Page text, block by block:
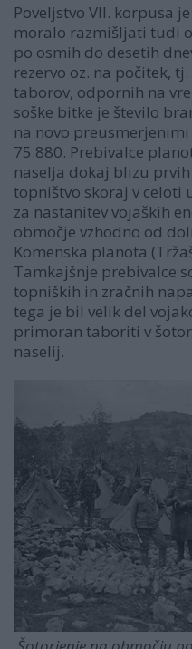
Poveljstvo VII. korpusa
moralo razmišljati tudi
po osmih do desetih
rezervo oz. na počitek,
taborov, odpornih na
soške bitke je število
na novo
75.880. Prebivalce
naselja dokaj blizu
topništvo skoraj v celoti
za nastanitev vojaških
območje vzhodno od
Komenska planota
Tamkajšnje prebivalce
topniških in zračnih
tega je bil velik del
primoran taboriti v
naselij.